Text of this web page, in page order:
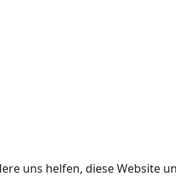
uns helfen, diese Website